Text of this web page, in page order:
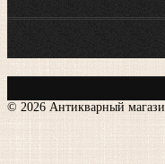
© 2026 Антикварный